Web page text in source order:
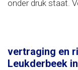
onder druk staat.
vertraging en
Leukderbeek